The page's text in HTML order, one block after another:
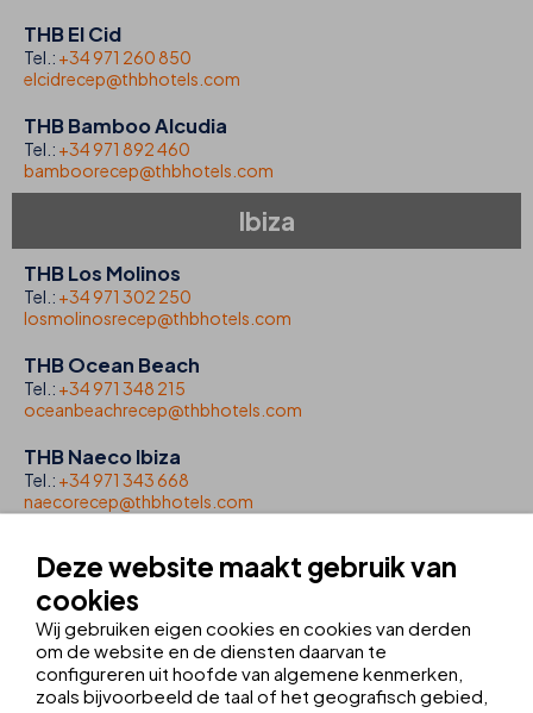
THB El Cid
Tel.: +34 971 260 850
elcidrecep@thbhotels.com
THB Bamboo Alcudia
Tel.: +34 971 892 460
bamboorecep@thbhotels.com
Ibiza
THB Los Molinos
Tel.: +34 971 302 250
losmolinosrecep@thbhotels.com
THB Ocean Beach
Tel.: +34 971 348 215
oceanbeachrecep@thbhotels.com
THB Naeco Ibiza
Tel.: +34 971 343 668
naecorecep@thbhotels.com
Lanzarote
THB Flora
Tel.:+34 928 514 900
florarecep@thbhotels.com
THB Royal
Deze website maakt gebruik van
cookies
Wij gebruiken eigen cookies en cookies van derden
om de website en de diensten daarvan te
configureren uit hoofde van algemene kenmerken,
zoals bijvoorbeeld de taal of het geografisch gebied,